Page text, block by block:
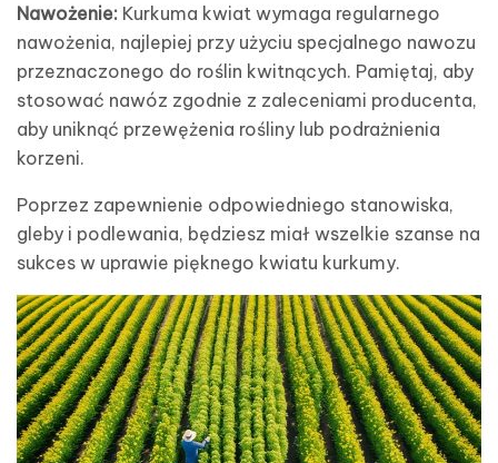
Nawożenie: Kurkuma kwiat wymaga regularnego
nawożenia, najlepiej przy użyciu specjalnego nawozu
przeznaczonego do roślin kwitnących. Pamiętaj, aby
stosować nawóz zgodnie z zaleceniami producenta,
aby uniknąć przewężenia rośliny lub podrażnienia
korzeni.
Poprzez zapewnienie odpowiedniego stanowiska,
gleby i podlewania, będziesz miał wszelkie szanse na
sukces w uprawie pięknego kwiatu kurkumy.